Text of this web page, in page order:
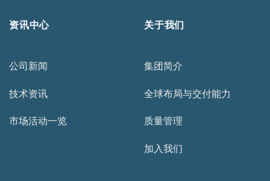
资讯中心
公司新闻
技术资讯
市场活动一览
关于我们
集团简介
全球布局与交付能力
质量管理
加入我们